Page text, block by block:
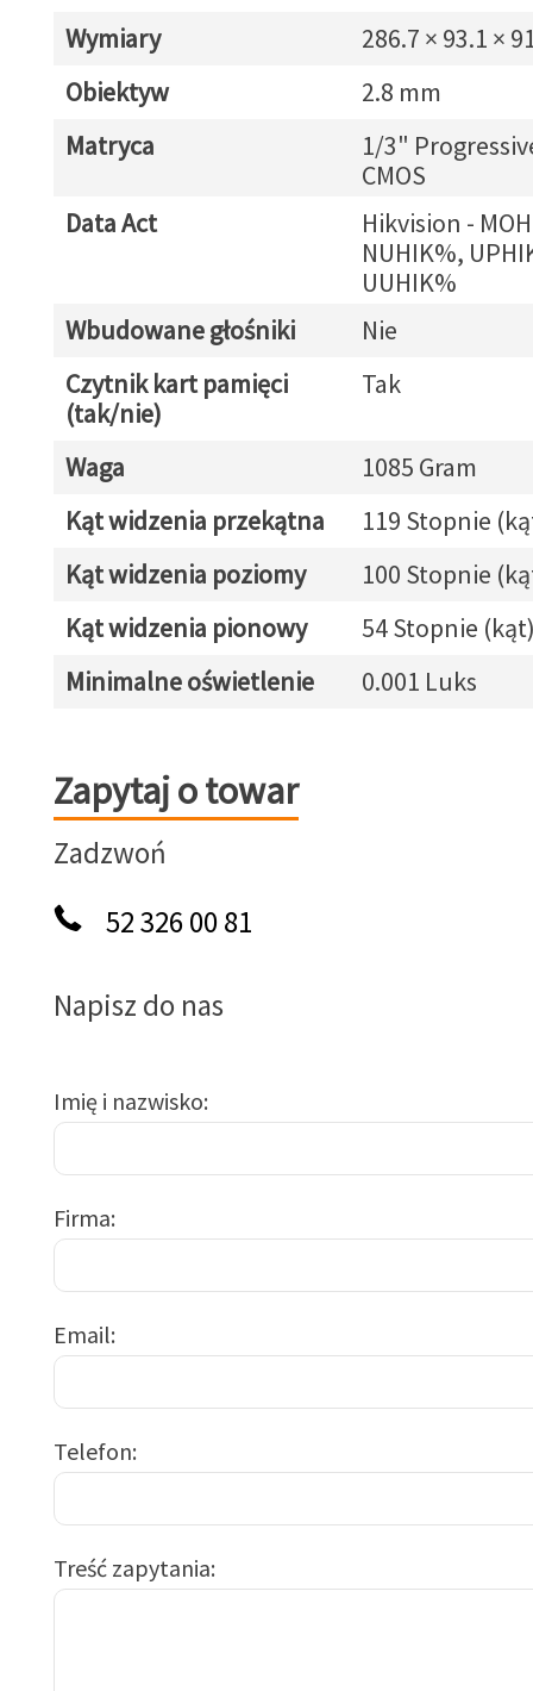
Wymiary
286.7 × 93.1 ×
Obiektyw
2.8 mm
Matryca
1/3"
CMOS
Data Act
Hikvision -
NUHIK%,
UUHIK%
Wbudowane głośniki
Nie
Czytnik kart pamięci
(tak/nie)
Tak
Waga
1085 Gram
Kąt widzenia przekątna
119 Stopnie
Kąt widzenia poziomy
100 Stopnie
Kąt widzenia pionowy
54 Stopnie
Minimalne oświetlenie
0.001 Luks
Zapytaj o towar
Zapytaj o towar
Zadzwoń
52 326 00 81
Napisz do nas
Imię i nazwisko
Firma
Email
Telefon
Treść zapytania